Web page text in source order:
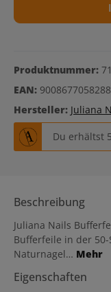
Produktnummer:
EAN: 9008677058288
Hersteller: Juliana
Du erhältst
Beschreibung
Juliana Nails
Bufferfeile in der
Naturnagel… Mehr
Eigenschaften